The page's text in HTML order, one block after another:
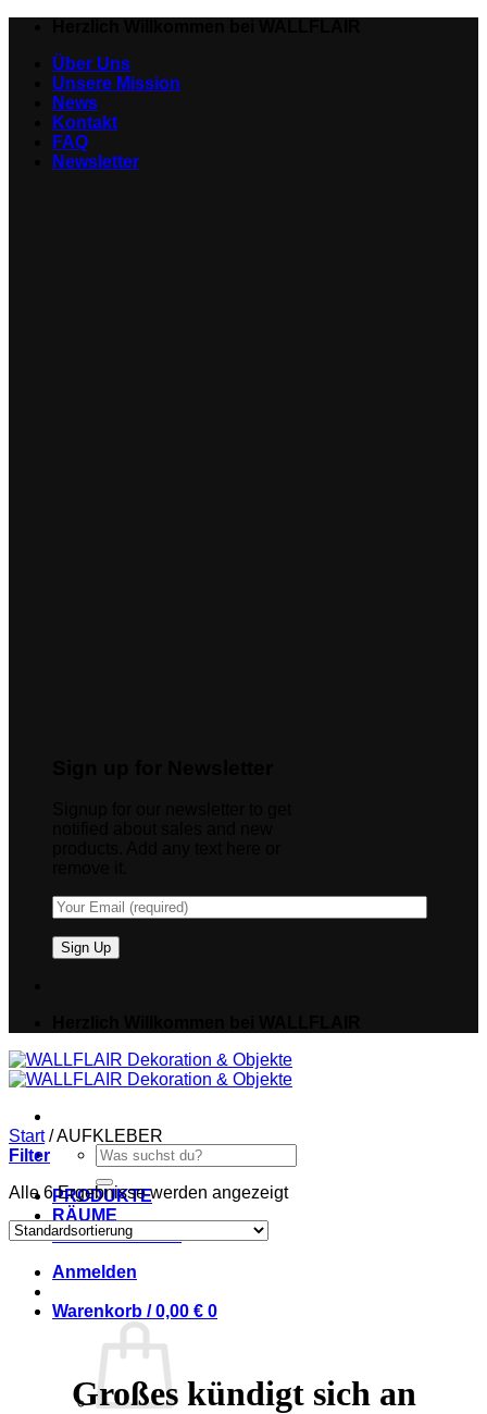
springenÜber Uns
Unsere Mission
News
Kontakt
FAQ
Newsletter
Suche
nach:
PRODUKTE
RÄUME
IDEEN & NEWS
Anmelden
Warenkorb /0,00 € 0
Start /AUFKLEBER
Filter
Alle 6 Ergebnisse werden angezeigt
Großes kündigt sich an